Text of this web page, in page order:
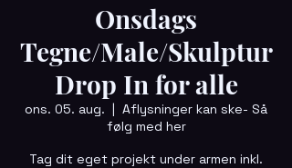
Onsdags
Tegne/Male/Skulptur
Drop In for alle
ons. 05. aug.
  |
Aflysninger kan ske- Så
følg med her
Tag dit eget projekt under armen inkl.